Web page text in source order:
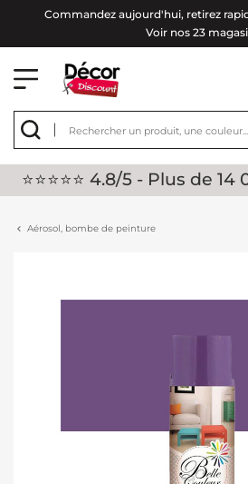
Commandez aujourd'hui, retirez
Voir nos 23
⭐⭐⭐⭐⭐ 4.8/5 - Plus de
Aérosol, bombe de peinture